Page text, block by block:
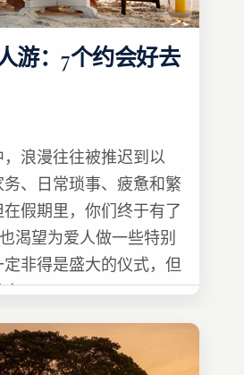
游：7个约会好去
浪漫往往被推迟到以
、日常琐事、疲惫和繁
假期里，你们终于有了
渴望为爱人做一些特别
非得是盛大的仪式，但
:)